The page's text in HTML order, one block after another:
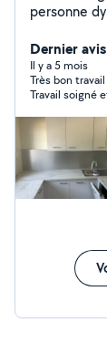
personne
Dépannage
lave
sol ( Lino,
travaux de
Dernier
Il y a 5 mois
Très bon
Travail soigné